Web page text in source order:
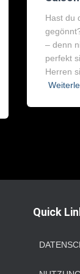
Hast du
– denn
perfekt
Herren
Quick